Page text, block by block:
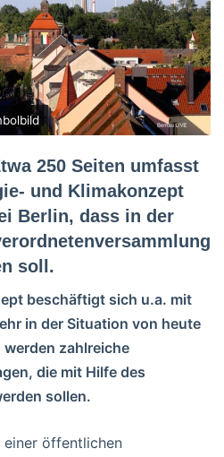
250 Seiten umfasst
und Klimakonzept
Berlin, dass in der
soll.
beschäftigt sich u.a. mit
in der Situation von heute
zahlreiche
die mit Hilfe des
sollen.
einer öffentlichen